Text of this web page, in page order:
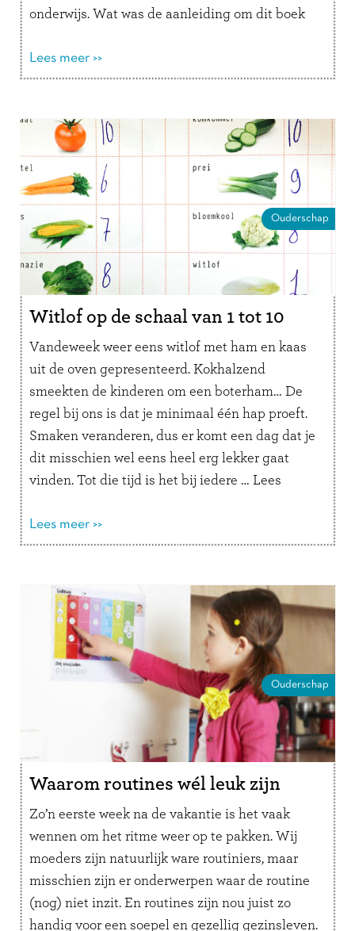
onderwijs. Wat was de aanleiding om dit boek
Lees meer >>
Ouderschap
Witlof op de schaal van 1 tot 10
Vandeweek weer eens witlof met ham en kaas
uit de oven gepresenteerd. Kokhalzend
smeekten de kinderen om een boterham… De
regel bij ons is dat je minimaal één hap proeft.
Smaken veranderen, dus er komt een dag dat je
dit misschien wel eens heel erg lekker gaat
vinden. Tot die tijd is het bij iedere … Lees
Lees meer >>
Ouderschap
Waarom routines wél leuk zijn
Zo’n eerste week na de vakantie is het vaak
wennen om het ritme weer op te pakken. Wij
moeders zijn natuurlijk ware routiniers, maar
misschien zijn er onderwerpen waar de routine
(nog) niet inzit. En routines zijn nou juist zo
handig voor een soepel en gezellig gezinsleven.